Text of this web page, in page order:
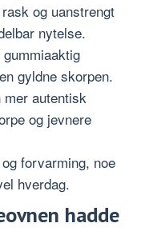
og uanstrengt
nytelse.
gyldne skorpen.
autentisk
og jevnere
forvarming, noe
hverdag.
hadde